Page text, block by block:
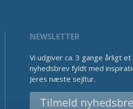
NEWSLETTER
Vi udgiver ca. 3 gange årligt et
nyhedsbrev fyldt med
Jeres næste sejltur.
Tilmeld